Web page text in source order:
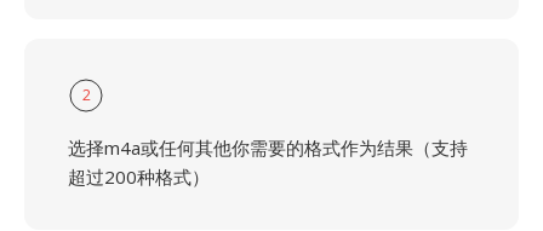
2
选择m4a或任何其他你需要的格式作为结果（支持
超过200种格式）